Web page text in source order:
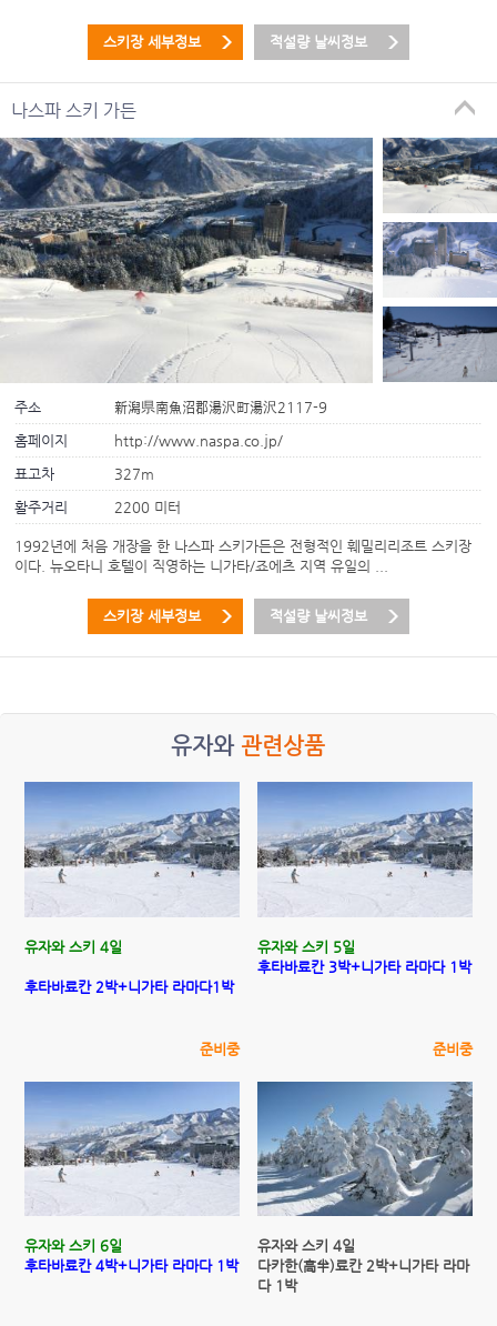
스키장 세부정보 적설량 날씨정보
나스파 스키 가든
주소
新潟県南魚沼郡湯沢町湯沢2117-9
홈페이지
http://www.naspa.co.jp/
표고차
327m
활주거리
2200 미터
1992년에 처음 개장을 한 나스파 스키가든은 전형적인 훼밀리리조트 스키장
이다. 뉴오타니 호텔이 직영하는 니가타/죠에츠 지역 유일의 ...
스키장 세부정보 적설량 날씨정보
유자와 관련상품
유자와 스키 4일
후타바료칸 2박+니가타 라마다1박
준비중
유자와 스키 5일
후타바료칸 3박+니가타 라마다 1박
준비중
유자와 스키 6일
후타바료칸 4박+니가타 라마다 1박
유자와 스키 4일
다카한(高半)료칸 2박+니가타 라마
다 1박